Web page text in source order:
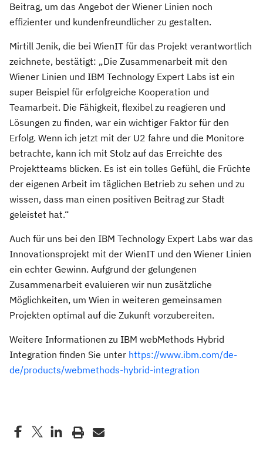
Beitrag, um das Angebot der Wiener Linien noch
effizienter und kundenfreundlicher zu gestalten.
Mirtill Jenik, die bei WienIT für das Projekt verantwortlich
zeichnete, bestätigt: „Die Zusammenarbeit mit den
Wiener Linien und IBM Technology Expert Labs ist ein
super Beispiel für erfolgreiche Kooperation und
Teamarbeit. Die Fähigkeit, flexibel zu reagieren und
Lösungen zu finden, war ein wichtiger Faktor für den
Erfolg. Wenn ich jetzt mit der U2 fahre und die Monitore
betrachte, kann ich mit Stolz auf das Erreichte des
Projektteams blicken. Es ist ein tolles Gefühl, die Früchte
der eigenen Arbeit im täglichen Betrieb zu sehen und zu
wissen, dass man einen positiven Beitrag zur Stadt
geleistet hat.“
Auch für uns bei den IBM Technology Expert Labs war das
Innovationsprojekt mit der WienIT und den Wiener Linien
ein echter Gewinn. Aufgrund der gelungenen
Zusammenarbeit evaluieren wir nun zusätzliche
Möglichkeiten, um Wien in weiteren gemeinsamen
Projekten optimal auf die Zukunft vorzubereiten.
Weitere Informationen zu IBM webMethods Hybrid
Integration finden Sie unter https://www.ibm.com/de-
de/products/webmethods-hybrid-integration